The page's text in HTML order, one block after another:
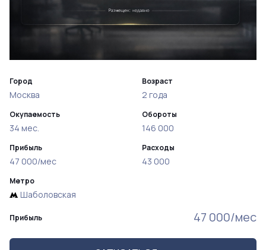
Прибыль 47 000/мес
Город
Москва
Окупаемость
34 мес.
Прибыль
47 000/мес
Возраст
2 года
Обороты
146 000
Расходы
43 000
Метро
Шаболовская